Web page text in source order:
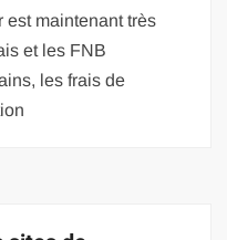
est maintenant très
et les FNB
les frais de